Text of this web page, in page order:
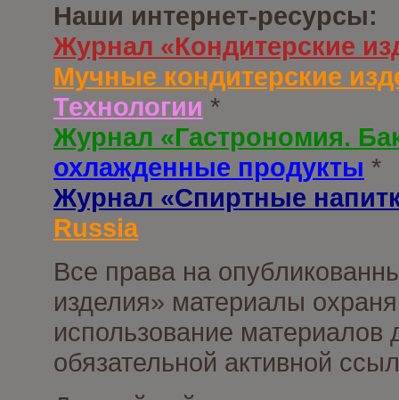
Наши интернет-ресурсы:
Журнал «Кондитерские
Мучные кондитерские
Технологии *
Журнал «Гастрономия.
охлажденные продукты *
Журнал «Спиртные
Russia
Все права на
изделия» материалы
использование материалов
обязательной активной